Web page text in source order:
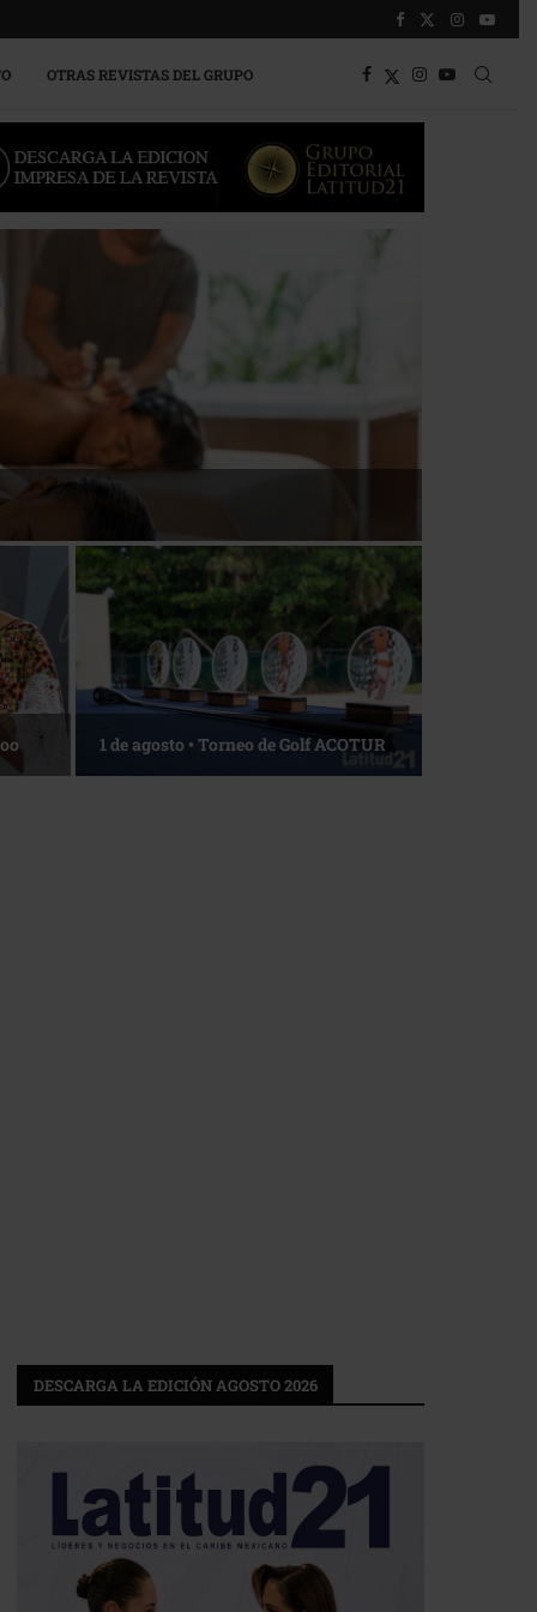
OTRAS REVISTAS DEL GRUPO
1 de agosto • Torneo de Golf ACOTUR
DESCARGA LA EDICIÓN AGOSTO 2026